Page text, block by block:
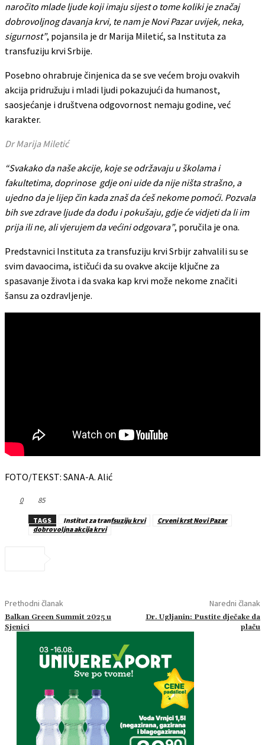
naročito mlade ljude koji imaju sijest o tome koliki je značaj
dobrovoljnog davanja krvi, te nam je Novi Pazar uvijek, neka,
sigurnost”, pojansila je dr Marija Miletić, sa Instituta za
transfuziju krvi Srbije.
Posebno ohrabruje činjenica da se sve većem broju ovakvih
akcija pridružuju i mladi ljudi pokazujući da humanost,
saosjećanje i društvena odgovornost nemaju godine, već
karakter.
Dr Marija Miletić
“Svakako da naše akcije, koje se održavaju u školama i
fakultetima, doprinose gdje oni uide da nije ništa strašno, a
ujedno da je lijep čin kada znaš da ćeš nekome pomoći. Pozvala
bih sve zdrave ljude da dođu i pokušaju, gdje će vidjeti da li im
prija ili ne, ali vjerujem da većini odgovara”, poručila je ona.
Predstavnici Instituta za transfuziju krvi Srbijr zahvalili su se
svim davaocima, ističući da su ovakve akcije ključne za
spasavanje života i da svaka kap krvi može nekome značiti
šansu za ozdravljenje.
FOTO/TEKST: SANA-A. Alić
0 85
TAGS Institut za tranfsuziju krvi
Crveni krst Novi Pazar
dobrovoljna akcija krvi
Prethodni članak
Balkan Green Summit 2025 u
Sjenici
Naredni članak
Dr. Ugljanin: Pustite dječake da
plaču